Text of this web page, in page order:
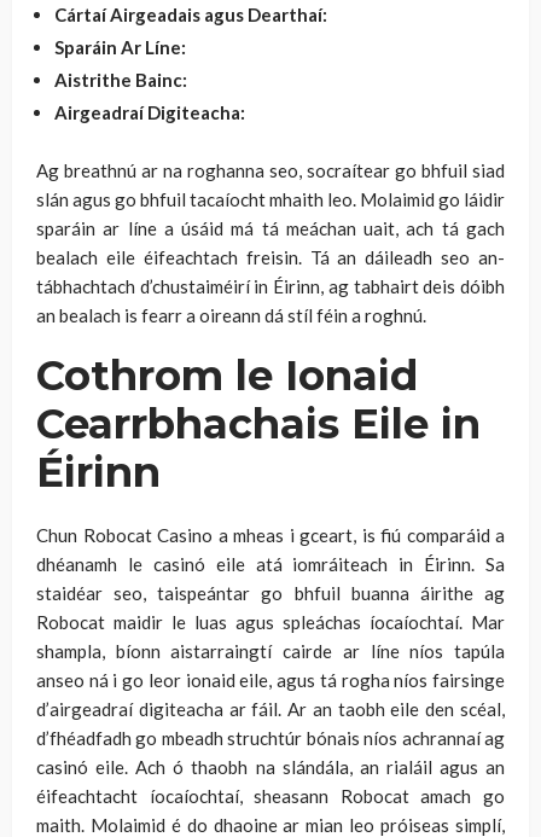
Cártaí Airgeadais agus Dearthaí:
Sparáin Ar Líne:
Aistrithe Bainc:
Airgeadraí Digiteacha:
Ag breathnú ar na roghanna seo, socraítear go bhfuil siad
slán agus go bhfuil tacaíocht mhaith leo. Molaimid go láidir
sparáin ar líne a úsáid má tá meáchan uait, ach tá gach
bealach eile éifeachtach freisin. Tá an dáileadh seo an-
tábhachtach d’chustaiméirí in Éirinn, ag tabhairt deis dóibh
an bealach is fearr a oireann dá stíl féin a roghnú.
Cothrom le Ionaid
Cearrbhachais Eile in
Éirinn
Chun Robocat Casino a mheas i gceart, is fiú comparáid a
dhéanamh le casinó eile atá iomráiteach in Éirinn. Sa
staidéar seo, taispeántar go bhfuil buanna áirithe ag
Robocat maidir le luas agus spleáchas íocaíochtaí. Mar
shampla, bíonn aistarraingtí cairde ar líne níos tapúla
anseo ná i go leor ionaid eile, agus tá rogha níos fairsinge
d’airgeadraí digiteacha ar fáil. Ar an taobh eile den scéal,
d’fhéadfadh go mbeadh struchtúr bónais níos achrannaí ag
casinó eile. Ach ó thaobh na slándála, an rialáil agus an
éifeachtacht íocaíochtaí, sheasann Robocat amach go
maith. Molaimid é do dhaoine ar mian leo próiseas simplí,